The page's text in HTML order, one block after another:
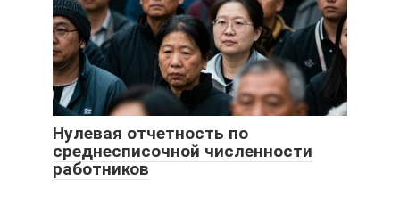
Нулевая отчетность по
среднесписочной численности
работников